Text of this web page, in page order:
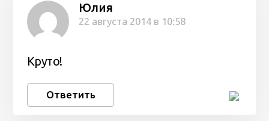
Юлия
22 августа 2014 в 10:58
Круто!
Ответить